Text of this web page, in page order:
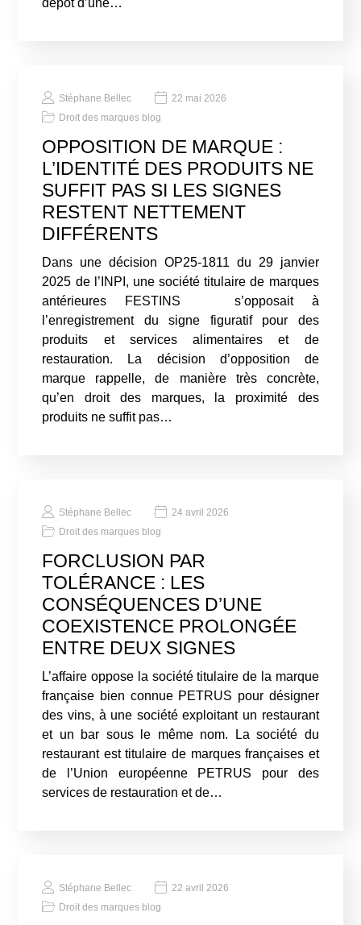
dépôt d’une…
Stéphane Bellec
22 mai 2026
Droit des marques blog
OPPOSITION DE MARQUE :
L’IDENTITÉ DES PRODUITS NE
SUFFIT PAS SI LES SIGNES
RESTENT NETTEMENT
DIFFÉRENTS
Dans une décision OP25-1811 du 29 janvier
2025 de l’INPI, une société titulaire de marques
antérieures FESTINS s’opposait à
l’enregistrement du signe figuratif pour des
produits et services alimentaires et de
restauration. La décision d’opposition de
marque rappelle, de manière très concrète,
qu’en droit des marques, la proximité des
produits ne suffit pas…
Stéphane Bellec
24 avril 2026
Droit des marques blog
FORCLUSION PAR
TOLÉRANCE : LES
CONSÉQUENCES D’UNE
COEXISTENCE PROLONGÉE
ENTRE DEUX SIGNES
L’affaire oppose la société titulaire de la marque
française bien connue PETRUS pour désigner
des vins, à une société exploitant un restaurant
et un bar sous le même nom. La société du
restaurant est titulaire de marques françaises et
de l’Union européenne PETRUS pour des
services de restauration et de…
Stéphane Bellec
22 avril 2026
Droit des marques blog